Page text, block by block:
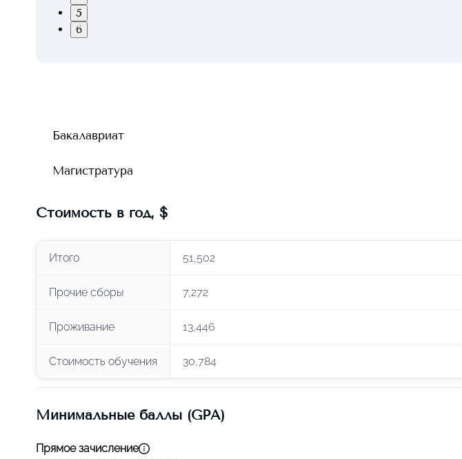
5
6
Бакалавриат
Магистратура
Стоимость в год, $
Итого 51,502
Прочие сборы 7,272
Проживание 13,446
Стоимость обучения 30,784
Минимальные баллы (GPA)
Прямое зачисление